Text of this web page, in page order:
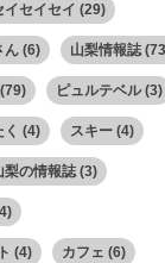
イセイセイ (29)
ん (6) 山梨情報誌
(79) ピュルテベル(3)
(4) スキー (4)
梨の情報誌(3)
(4) カフェ (6)